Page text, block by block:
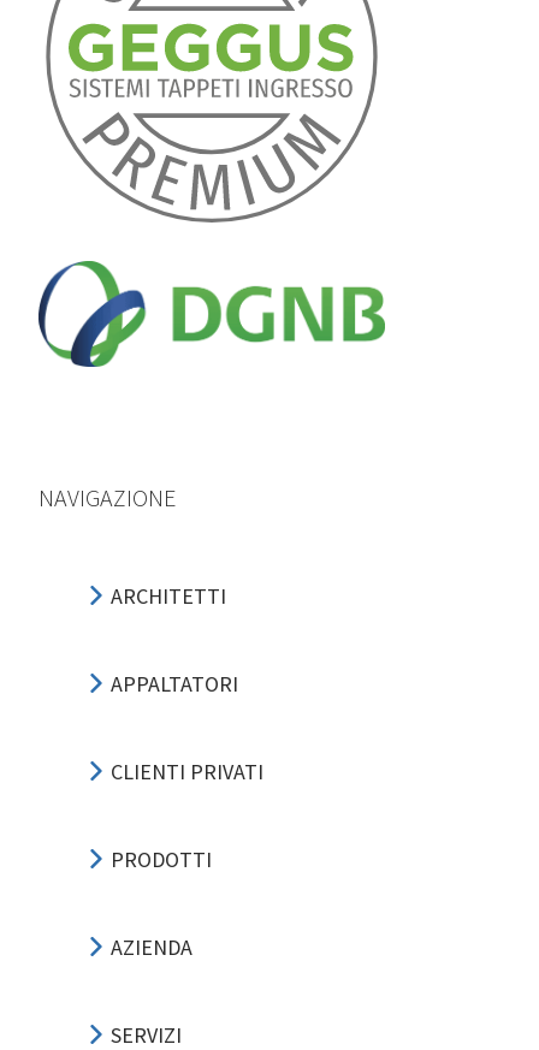
NAVIGAZIONE
ARCHITETTI
APPALTATORI
CLIENTI PRIVATI
PRODOTTI
AZIENDA
SERVIZI